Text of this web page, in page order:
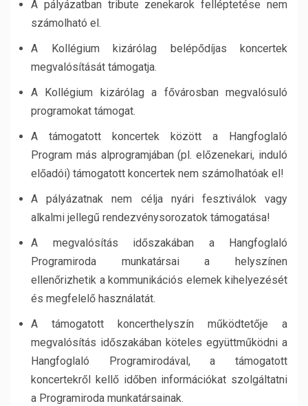
A pályázatban tribute zenekarok felléptetése nem
számolható el.
A Kollégium kizárólag belépődíjas koncertek
megvalósítását támogatja.
A Kollégium kizárólag a fővárosban megvalósuló
programokat támogat.
A támogatott koncertek között a Hangfoglaló
Program más alprogramjában (pl. előzenekari, induló
előadói) támogatott koncertek nem számolhatóak el!
A pályázatnak nem célja nyári fesztiválok vagy
alkalmi jellegű rendezvénysorozatok támogatása!
A megvalósítás időszakában a Hangfoglaló
Programiroda munkatársai a helyszínen
ellenőrizhetik a kommunikációs elemek kihelyezését
és megfelelő használatát.
A támogatott koncerthelyszín működtetője a
megvalósítás időszakában köteles együttműködni a
Hangfoglaló Programirodával, a támogatott
koncertekről kellő időben információkat szolgáltatni
a Programiroda munkatársainak.